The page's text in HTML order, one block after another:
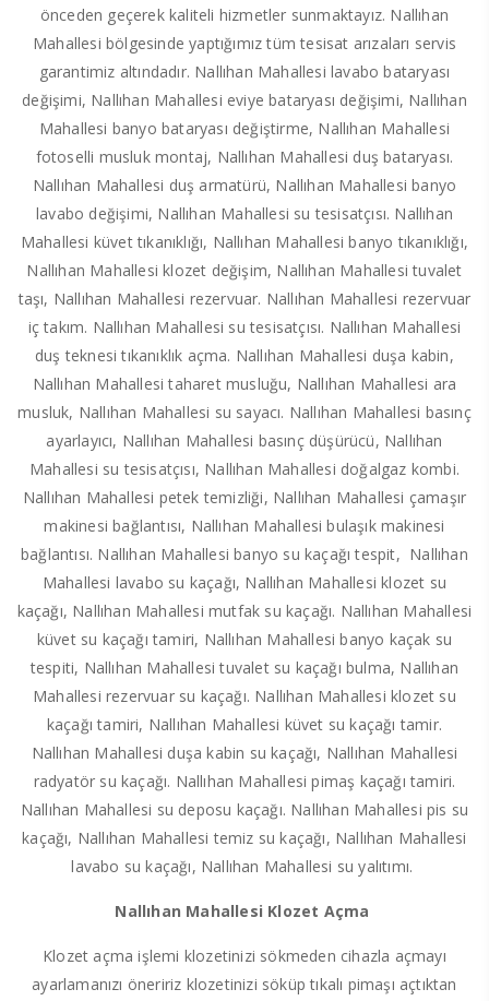
önceden geçerek kaliteli hizmetler sunmaktayız. Nallıhan
Mahallesi bölgesinde yaptığımız tüm tesisat arızaları servis
garantimiz altındadır. Nallıhan Mahallesi lavabo bataryası
değişimi, Nallıhan Mahallesi eviye bataryası değişimi, Nallıhan
Mahallesi banyo bataryası değiştirme, Nallıhan Mahallesi
fotoselli musluk montaj, Nallıhan Mahallesi duş bataryası.
Nallıhan Mahallesi duş armatürü, Nallıhan Mahallesi banyo
lavabo değişimi, Nallıhan Mahallesi su tesisatçısı. Nallıhan
Mahallesi küvet tıkanıklığı, Nallıhan Mahallesi banyo tıkanıklığı,
Nallıhan Mahallesi klozet değişim, Nallıhan Mahallesi tuvalet
taşı, Nallıhan Mahallesi rezervuar. Nallıhan Mahallesi rezervuar
iç takım. Nallıhan Mahallesi su tesisatçısı. Nallıhan Mahallesi
duş teknesi tıkanıklık açma. Nallıhan Mahallesi duşa kabin,
Nallıhan Mahallesi taharet musluğu, Nallıhan Mahallesi ara
musluk, Nallıhan Mahallesi su sayacı. Nallıhan Mahallesi basınç
ayarlayıcı, Nallıhan Mahallesi basınç düşürücü, Nallıhan
Mahallesi su tesisatçısı, Nallıhan Mahallesi doğalgaz kombi.
Nallıhan Mahallesi petek temizliği, Nallıhan Mahallesi çamaşır
makinesi bağlantısı, Nallıhan Mahallesi bulaşık makinesi
bağlantısı. Nallıhan Mahallesi banyo su kaçağı tespit, Nallıhan
Mahallesi lavabo su kaçağı, Nallıhan Mahallesi klozet su
kaçağı, Nallıhan Mahallesi mutfak su kaçağı. Nallıhan Mahallesi
küvet su kaçağı tamiri, Nallıhan Mahallesi banyo kaçak su
tespiti, Nallıhan Mahallesi tuvalet su kaçağı bulma, Nallıhan
Mahallesi rezervuar su kaçağı. Nallıhan Mahallesi klozet su
kaçağı tamiri, Nallıhan Mahallesi küvet su kaçağı tamir.
Nallıhan Mahallesi duşa kabin su kaçağı, Nallıhan Mahallesi
radyatör su kaçağı. Nallıhan Mahallesi pimaş kaçağı tamiri.
Nallıhan Mahallesi su deposu kaçağı. Nallıhan Mahallesi pis su
kaçağı, Nallıhan Mahallesi temiz su kaçağı, Nallıhan Mahallesi
lavabo su kaçağı, Nallıhan Mahallesi su yalıtımı.
Nallıhan Mahallesi Klozet Açma
Klozet açma işlemi klozetinizi sökmeden cihazla açmayı
ayarlamanızı öneririz klozetinizi söküp tıkalı pimaşı açtıktan